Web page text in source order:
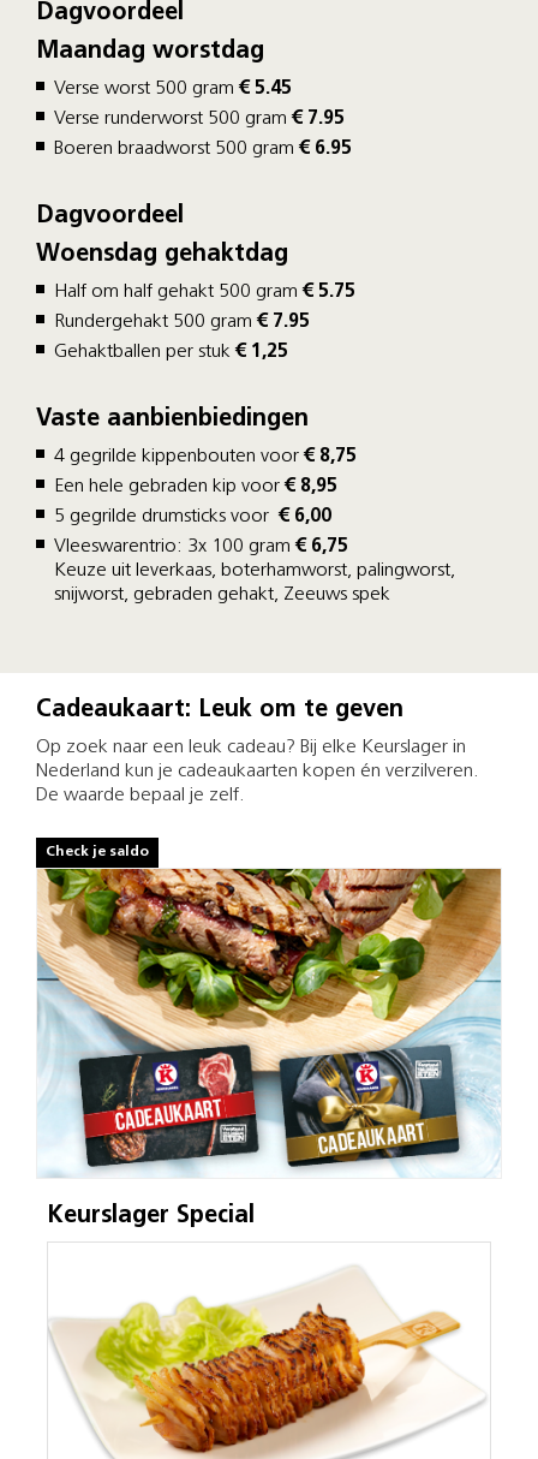
Dagvoordeel
Maandag worstdag
Verse worst 500 gram € 5.45
Verse runderworst 500 gram € 7.95
Boeren braadworst 500 gram € 6.95
Dagvoordeel
Woensdag gehaktdag
Half om half gehakt 500 gram € 5.75
Rundergehakt 500 gram € 7.95
Gehaktballen per stuk € 1,25
Vaste aanbienbiedingen
4 gegrilde kippenbouten voor € 8,75
Een hele gebraden kip voor € 8,95
5 gegrilde drumsticks voor € 6,00
Vleeswarentrio: 3x 100 gram € 6,75
Keuze uit leverkaas, boterhamworst, palingworst,
snijworst, gebraden gehakt, Zeeuws spek
Cadeaukaart: Leuk om te geven
Op zoek naar een leuk cadeau? Bij elke Keurslager in
Nederland kun je cadeaukaarten kopen én verzilveren.
De waarde bepaal je zelf.
Check je saldo
Keurslager Special